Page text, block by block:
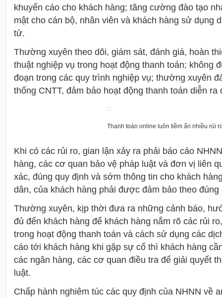
khuyến cáo cho khách hàng; tăng cường đào tạo
mật cho cán bộ, nhân viên và khách hàng sử dụng
tử.
Thường xuyên theo dõi, giám sát, đánh giá, hoàn
thuật nghiệp vụ trong hoạt động thanh toán; không
đoạn trong các quy trình nghiệp vụ; thường xuyên
thống CNTT, đảm bảo hoạt động thanh toán diễn
Thanh toán online luôn tiềm ẩn nhiều rủi
Khi có các rủi ro, gian lận xảy ra phải báo cáo
hàng, các cơ quan bảo vệ pháp luật và đơn vị liên
xác, đúng quy định và sớm thông tin cho khách
dân, của khách hàng phải được đảm bảo theo
Thường xuyên, kịp thời đưa ra những cảnh báo,
đủ đến khách hàng để khách hàng nắm rõ các rủi
trong hoạt động thanh toán và cách sử dụng các
cáo tới khách hàng khi gặp sự cố thì khách hàng
các ngân hàng, các cơ quan điều tra để giải quyết
luật.
Chấp hành nghiêm túc các quy định của NHNN về